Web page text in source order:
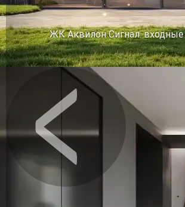
ЖК Аквилон Сигнал. входные